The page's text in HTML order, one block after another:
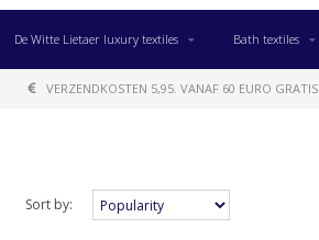
De Witte Lietaer luxury textiles Bath textiles
VERZENDKOSTEN 5,95. VANAF 60 EURO GRATIS
Sort by: